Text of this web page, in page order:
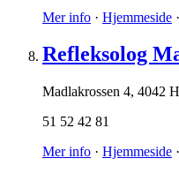
Mer info · Hjemmeside ·
Refleksolog
Madlakrossen 4, 4042
51 52 42 81
Mer info · Hjemmeside ·